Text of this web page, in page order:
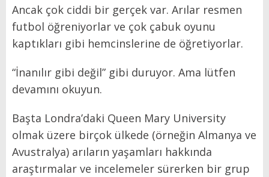
Ancak çok ciddi bir gerçek var. Arılar resmen
futbol öğreniyorlar ve çok çabuk oyunu
kaptıkları gibi hemcinslerine de öğretiyorlar.
“İnanılır gibi değil” gibi duruyor. Ama lütfen
devamını okuyun.
Başta Londra’daki Queen Mary University
olmak üzere birçok ülkede (örneğin Almanya ve
Avustralya) arıların yaşamları hakkında
araştırmalar ve incelemeler sürerken bir grup